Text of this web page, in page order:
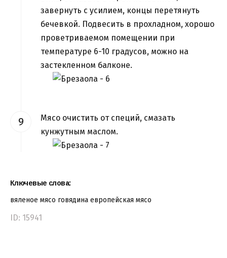
завернуть с усилием, концы перетянуть
бечевкой. Подвесить в прохладном, хорошо
проветриваемом помещении при
температуре 6-10 градусов, можно на
застекленном балконе.
Мясо очистить от специй, смазать
кунжутным маслом.
Ключевые слова:
вяленое мясо говядина европейская мясо
ID: 15941